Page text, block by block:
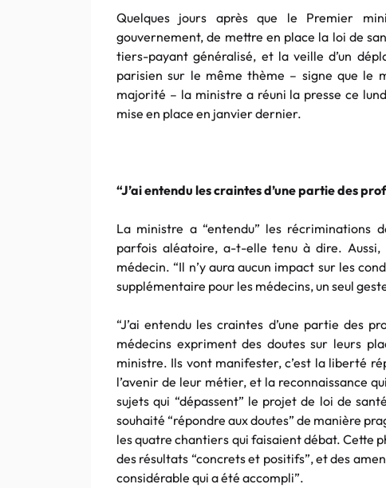
Quelques jours après que le Premier
gouvernement, de mettre en place la loi de
tiers-payant généralisé, et la veille d’un
parisien sur le même thème – signe que le
majorité – la ministre a réuni la presse ce
mise en place en janvier dernier.
“J’ai entendu les craintes d’une partie des
La ministre a “entendu” les récriminations
parfois aléatoire, a-t-elle tenu à dire.
médecin. “Il n’y aura aucun impact sur les
supplémentaire pour les médecins, un seul
“J’ai entendu les craintes d’une partie des
médecins expriment des doutes sur leurs
ministre. Ils vont manifester, c’est la liberté
l’avenir de leur métier, et la reconnaissance
sujets qui “dépassent” le projet de loi de
souhaité “répondre aux doutes” de manière
les quatre chantiers qui faisaient débat. Cette
des résultats “concrets et positifs”, et des
considérable qui a été accompli”.